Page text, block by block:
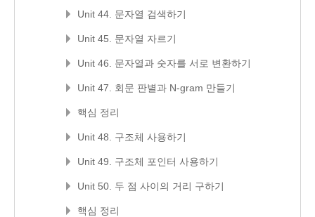
Unit 44. 문자열 검색하기
Unit 45. 문자열 자르기
Unit 46. 문자열과 숫자를 서로 변환하기
Unit 47. 회문 판별과 N-gram 만들기
핵심 정리
Unit 48. 구조체 사용하기
Unit 49. 구조체 포인터 사용하기
Unit 50. 두 점 사이의 거리 구하기
핵심 정리